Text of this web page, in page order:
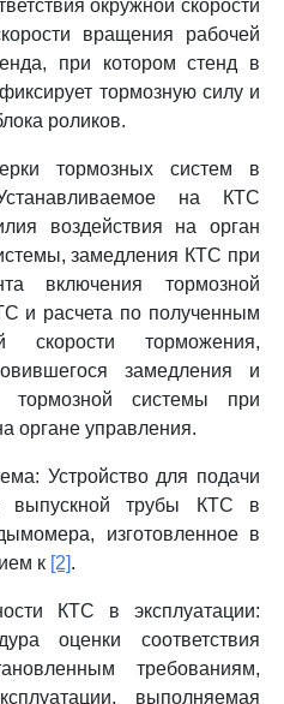
окружной скорости
вращения рабочей
при котором стенд в
тормозную силу и
роликов.
тормозных систем в
на КТС
воздействия на орган
замедления КТС при
включения тормозной
и расчета по полученным
скорости торможения,
замедления и
тормозной системы при
органе управления.
Устройство для подачи
выпускной трубы КТС в
изготовленное в
к [2].
КТС в эксплуатации:
оценки соответствия
требованиям,
выполняемая